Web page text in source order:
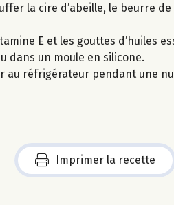
la cire d’abeille, le beurre
E et les gouttes d’huiles
dans un moule en silicone.
au réfrigérateur pendant une
Imprimer la recette